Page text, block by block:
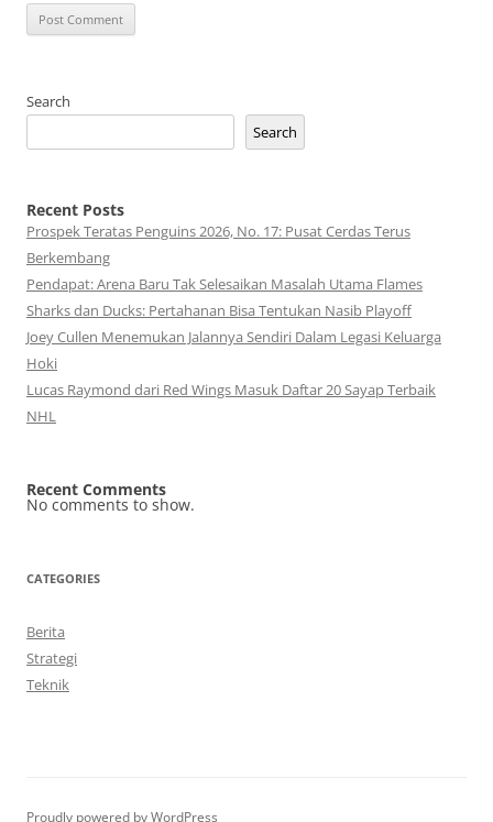
Search
Search
Recent Posts
Prospek Teratas Penguins 2026, No. 17: Pusat Cerdas Terus
Berkembang
Pendapat: Arena Baru Tak Selesaikan Masalah Utama Flames
Sharks dan Ducks: Pertahanan Bisa Tentukan Nasib Playoff
Joey Cullen Menemukan Jalannya Sendiri Dalam Legasi Keluarga
Hoki
Lucas Raymond dari Red Wings Masuk Daftar 20 Sayap Terbaik
NHL
Recent Comments
No comments to show.
CATEGORIES
Berita
Strategi
Teknik
Proudly powered by WordPress